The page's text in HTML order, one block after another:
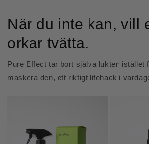
När du inte kan, vill
orkar tvätta.
Pure Effect tar bort själva lukten istället
maskera den, ett riktigt lifehack i